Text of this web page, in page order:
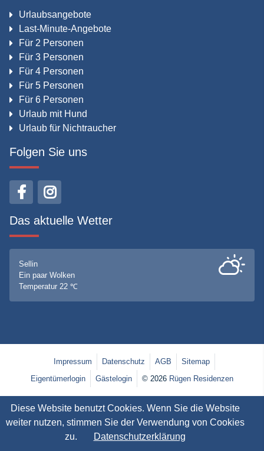
Diese Website benutzt Cookies. Wenn Sie die Website
weiter nutzen, stimmen Sie der Verwendung von Cookies
zu.
Datenschutzerklärung
Urlaubsangebote
Last-Minute-Angebote
Für 2 Personen
Für 3 Personen
Für 4 Personen
Für 5 Personen
Für 6 Personen
Urlaub mit Hund
Urlaub für Nichtraucher
Folgen Sie uns
Das aktuelle Wetter
Sellin
Ein paar Wolken
Temperatur 22 ℃
Impressum Datenschutz AGB
Sitemap
Eigentümerlogin
Gästelogin © 2026 Rügen Residenzen